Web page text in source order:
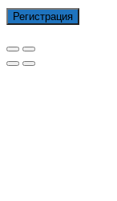
Регистрация